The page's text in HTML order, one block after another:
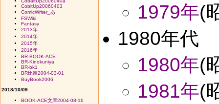
1979年(
1980年代
1980年(
1981年(
CobltUp20060403
ComicWriter_あ
FSWiki
Fantasy
2013年
2014年
2015年
2016年
BR-BOOK-ACE
BR-Kinokuniya
BR-bk1
BR比較2004-03-01
BuyBook2006
2018/10/09
BOOK-ACE文庫2004-08-16